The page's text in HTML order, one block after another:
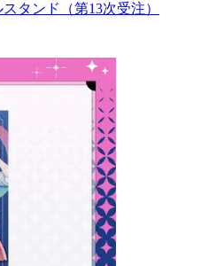
タンド（第13次受注）